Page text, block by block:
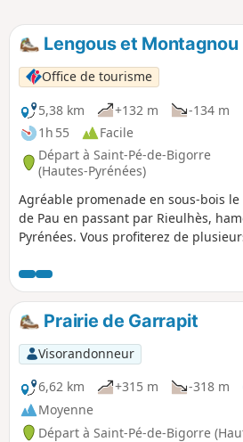
Lengous et Montagnou
Office de tourisme
5,38 km
+132 m
-134 m
1h 55
Facile
Départ à Saint-Pé-de-Bigorre
(Hautes-Pyrénées)
Agréable promenade en sous-bois
de Pau en passant par Rieulhès,
Pyrénées. Vous profiterez de
Prairie de Garrapit
Visorandonneur
6,62 km
+315 m -318 m
Moyenne
Départ à Saint-Pé-de-Bigorre